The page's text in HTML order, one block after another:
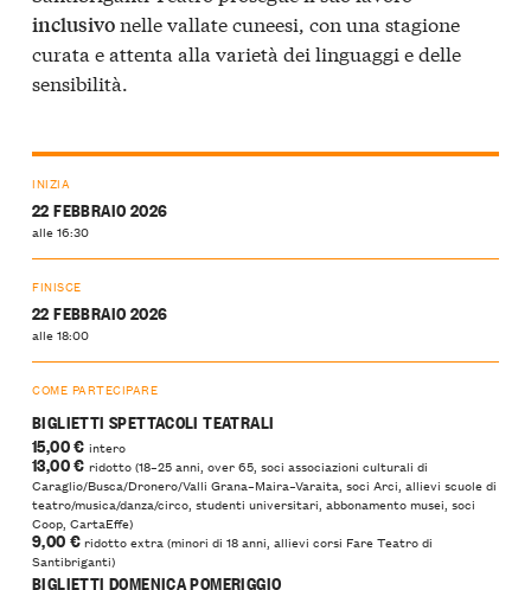
inclusivonelle vallate cuneesi, con una stagione
curata e attenta alla varietà dei linguaggi e delle
sensibilità.
INIZIA
22 FEBBRAIO 2026
alle 16:30
FINISCE
22 FEBBRAIO 2026
alle 18:00
COME PARTECIPARE
BIGLIETTI SPETTACOLI TEATRALI
15,00 € intero
13,00 € ridotto (18–25 anni, over 65, soci associazioni culturali di
Caraglio/Busca/Dronero/Valli Grana–Maira–Varaita, soci Arci, allievi scuole di
teatro/musica/danza/circo, studenti universitari, abbonamento musei, soci
Coop, CartaEffe)
9,00 €ridotto extra (minori di 18 anni, allievi corsi Fare Teatro di
Santibriganti)
BIGLIETTI DOMENICA POMERIGGIO